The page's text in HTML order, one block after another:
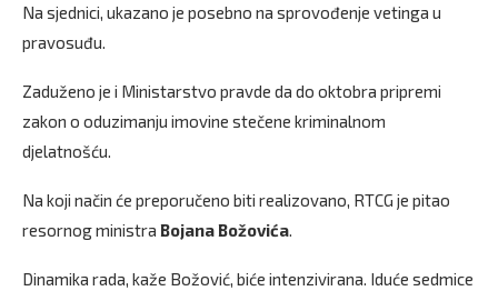
Na sjednici, ukazano je posebno na sprovođenje vetinga u
pravosuđu.
Zaduženo je i Ministarstvo pravde da do oktobra pripremi
zakon o oduzimanju imovine stečene kriminalnom
djelatnošću.
Na koji način će preporučeno biti realizovano, RTCG je pitao
resornog ministra Bojana Božovića.
Dinamika rada, kaže Božović, biće intenzivirana. Iduće sedmice